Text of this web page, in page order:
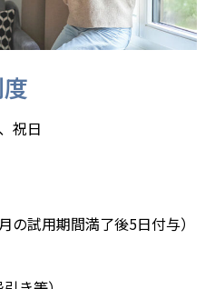
祝日
の試用期間満了後5日付与）